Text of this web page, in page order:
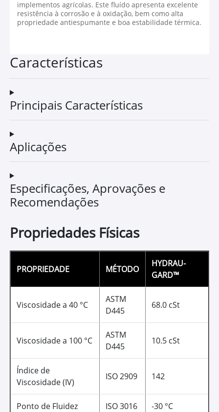
implementos agrícolas. Este fluído apresenta excelente
resistência à corrosão e à oxidação, bem como alta
propriedade antiespumante e boa estabilidade térmica.
Características
Principais Características
Aplicações
Especificações, Aprovações e
Recomendações
Propriedades Físicas
PROPRIEDADE MÉTODO
HYDRAU-
GARD™
Viscosidade a 40 °C
ASTM
D445
68.0 cSt
Viscosidade a 100 °C
ASTM
D445
10.5 cSt
Índice de
Viscosidade (IV)
ISO 2909 142
Ponto de Fluidez ISO 3016 -30 °C